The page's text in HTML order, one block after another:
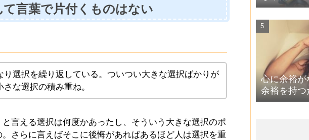
言葉で片付くものはない
り選択を繰り返している。ついつい大きな選択ばかりが
な選択の積み重ね。
言える選択は何度かあったし、そういう大きな選択のポ
さらに言えばそこに後悔があればあるほど人は選択を重
心に余裕
余裕を持